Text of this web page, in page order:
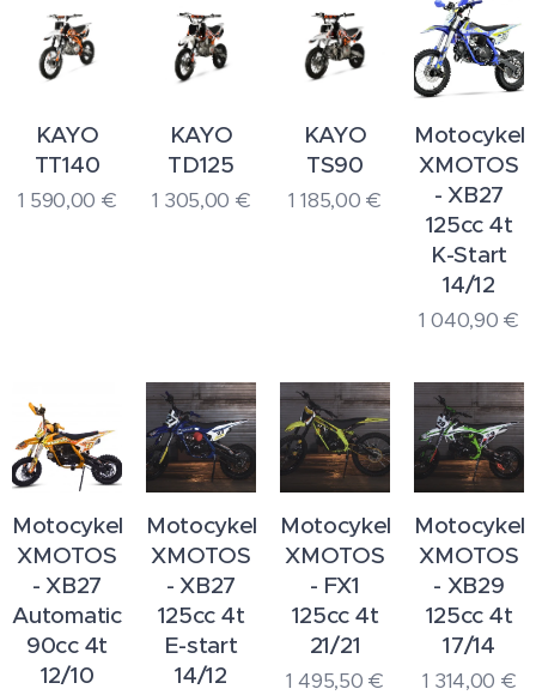
KAYO
TT140
1 590,00 €
KAYO
TD125
1 305,00 €
KAYO
TS90
1 185,00 €
Motocykel
XMOTOS
- XB27
125cc 4t
K-Start
14/12
1 040,90 €
Motocykel
XMOTOS
- XB27
Automatic
90cc 4t
12/10
Motocykel
XMOTOS
- XB27
125cc 4t
E-start
14/12
Motocykel
XMOTOS
- FX1
125cc 4t
21/21
1 495,50 €
Motocykel
XMOTOS
- XB29
125cc 4t
17/14
1 314,00 €